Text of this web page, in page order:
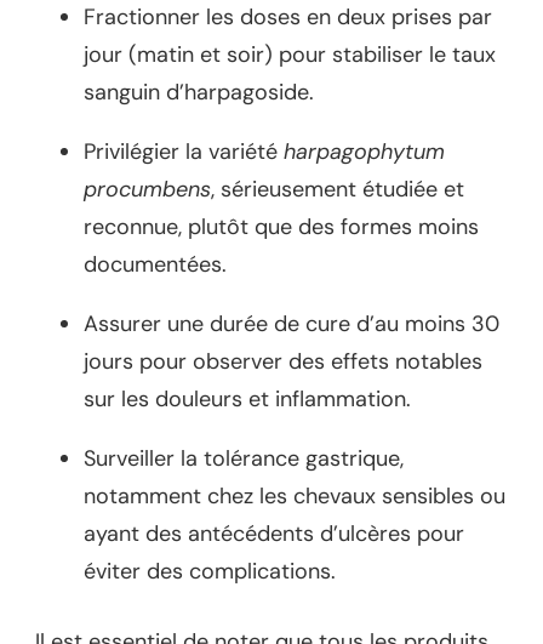
Fractionner les doses en deux prises par
jour (matin et soir) pour stabiliser le taux
sanguin d’harpagoside.
Privilégier la variété harpagophytum
procumbens, sérieusement étudiée et
reconnue, plutôt que des formes moins
documentées.
Assurer une durée de cure d’au moins 30
jours pour observer des effets notables
sur les douleurs et inflammation.
Surveiller la tolérance gastrique,
notamment chez les chevaux sensibles ou
ayant des antécédents d’ulcères pour
éviter des complications.